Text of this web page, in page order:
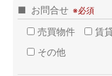
お問合せ
売買物件
賃
その他